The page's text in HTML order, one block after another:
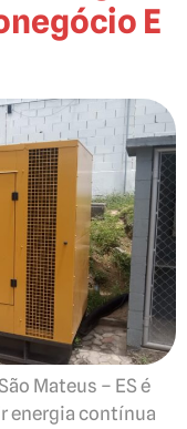
E
Mateus – ES é
energia contínua